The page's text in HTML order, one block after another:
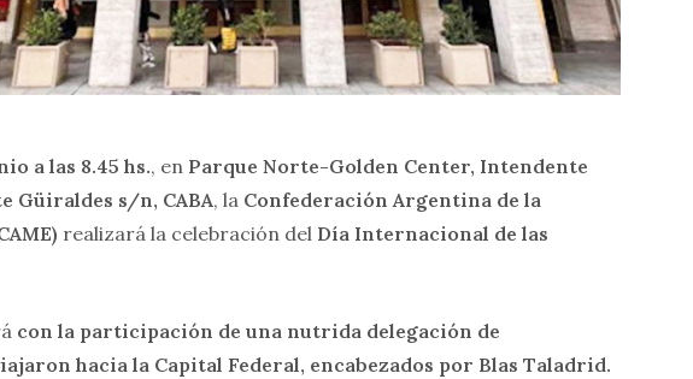
a las 8.45 hs., en Parque Norte-Golden Center, Intendente
Güiraldes s/n, CABA, la Confederación Argentina de la
realizará la celebración del Día Internacional de las
con la participación de una nutrida delegación de
hacia la Capital Federal, encabezados por Blas Taladrid.